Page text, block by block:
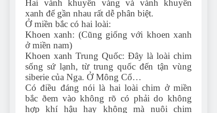
Hai vành khuyên vàng và vành khuyên
xanh để gần nhau rất dễ phân biệt.
Ở miền bắc có hai loài:
Khoen xanh: (Cũng giống với khoen xanh
ở miền nam)
Khoen xanh Trung Quốc: Ðây là loài chim
sống sứ lạnh, từ trung quốc đến tận vùng
siberie của Nga. Ở Mông Cổ…
Có điều đáng nói là hai loài chim ở miền
bắc ðem vào không rõ có phải do không
hợp khí hậu hay không mà nuôi chim